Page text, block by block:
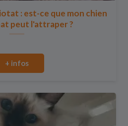
: est-ce que mon chien
peut l'attraper ?
+ infos